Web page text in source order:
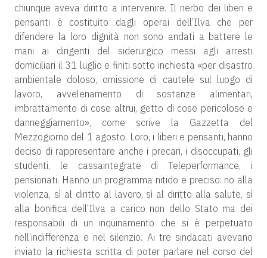
chiunque aveva diritto a intervenire. Il nerbo dei liberi e
pensanti è costituito dagli operai dell’Ilva che per
difendere la loro dignità non sono andati a battere le
mani ai dirigenti del siderurgico messi agli arresti
domiciliari il 31 luglio e finiti sotto inchiesta «per disastro
ambientale doloso, omissione di cautele sul luogo di
lavoro, avvelenamento di sostanze alimentari,
imbrattamento di cose altrui, getto di cose pericolose e
danneggiamento», come scrive la Gazzetta del
Mezzogiorno del 1 agosto. Loro, i liberi e pensanti, hanno
deciso di rappresentare anche i precari, i disoccupati, gli
studenti, le cassaintegrate di Teleperformance, i
pensionati. Hanno un programma nitido e preciso: no alla
violenza, sì al diritto al lavoro, sì al diritto alla salute, sì
alla bonifica dell’Ilva a carico non dello Stato ma dei
responsabili di un inquinamento che si è perpetuato
nell’indifferenza e nel silenzio. Ai tre sindacati avevano
inviato la richiesta scritta di poter parlare nel corso del